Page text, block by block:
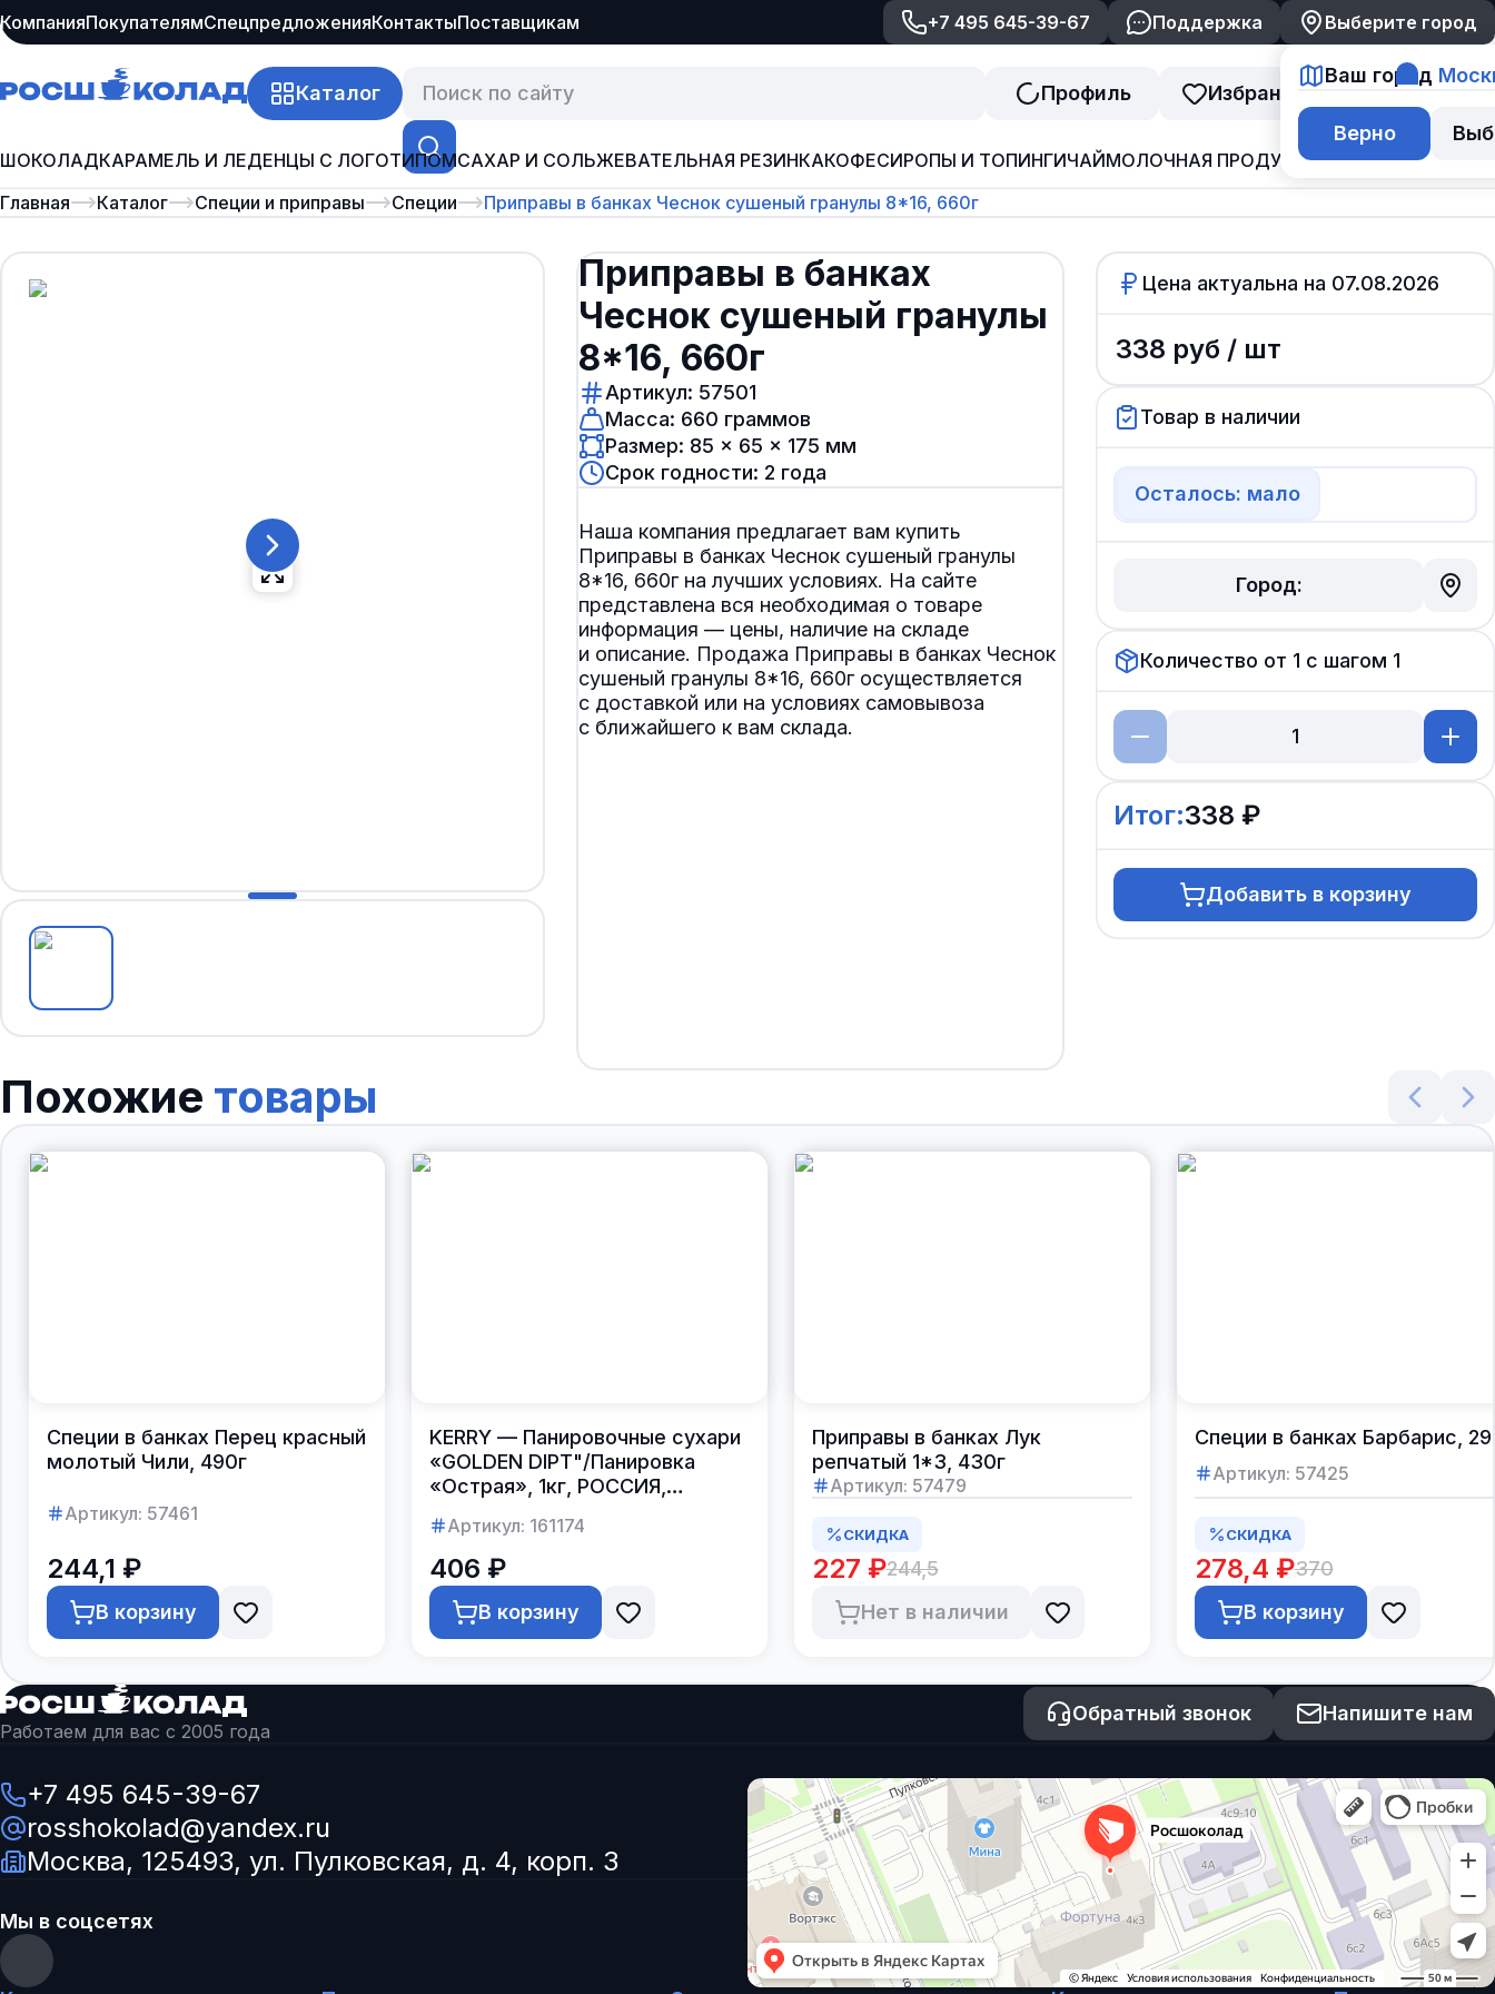
КомпанияПокупателямСпецпредложенияКонтактыПоставщикам +7 495 645-39-67 Поддержка Выберите город
Ваш город
Верно
Каталог Профиль Избранное Корзина
ШОКОЛАДКАРАМЕЛЬ И ЛЕДЕНЦЫ С ЛОГОТИПОМСАХАР И СОЛЬЖЕВАТЕЛЬНАЯ РЕЗИНКАКОФЕСИРОПЫ И ТОПИНГИЧАЙМОЛОЧНАЯ ПРОДУКЦИЯДЖЕМ И
Главная
Каталог Специи и приправы Специи Приправы в банках Чеснок сушеный гранулы 8*16, 660г
Приправы в банках
Чеснок сушеный гранулы
8*16, 660г
Артикул: 57501
Масса: 660 граммов
Размер: 85 × 65 × 175 мм
Срок годности: 2 года
Наша компания предлагает вам купить
Приправы в банках Чеснок сушеный гранулы
8*16, 660г на лучших условиях. На сайте
представлена вся необходимая о товаре
информация — цены, наличие на складе
и описание. Продажа Приправы в банках Чеснок
сушеный гранулы 8*16, 660г осуществляется
с доставкой или на условиях самовывоза
с ближайшего к вам склада.
Цена актуальна на 07.08.2026
338 руб / шт
Товар в наличии
Осталось: мало
Город:
Количество от 1 с шагом 1
Итог:338 ₽
Добавить в корзину
Похожие товары
Специи в банках Перец красный
молотый Чили, 490г
Артикул: 57461
244,1 ₽
В корзину
KERRY — Панировочные сухари
«GOLDEN DIPT"/Панировка
«Острая», 1кг, РОССИЯ,
Артикул: 161174
406 ₽
В корзину
Приправы в банках Лук
репчатый 1*3, 430г
Артикул: 57479
СКИДКА
227 ₽244,5
Нет в наличии
Специи в банках Барбарис,
Артикул: 57425
СКИДКА
278,4 ₽370
В корзину
Работаем для вас с 2005 года
Обратный звонок Напишите нам
+7 495 645-39-67
rosshokolad@yandex.ru
Москва, 125493, ул. Пулковская, д. 4, корп. 3
Мы в соцсетях